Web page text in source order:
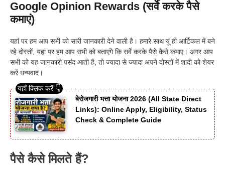
Google Opinion Rewards (सर्वे करके पैसे
कमाएं)
यहां पर हम आप सभी को सारी जानकारी देने वाली है। हमारे साथ यूं ही आर्टिकल में बने
रहे दोस्तों, यहां पर हम आप सभी को बताएंगे कि सर्वे करके पैसे कैसे कमाए। अगर आप
सभी को यह जानकारी पसंद आती है, तो ज्यादा से ज्यादा अपने दोस्तों में शादी को शेयर
करें धन्यवाद।
बेरोजगारी भत्ता योजना 2026 (All State Direct
Links): Online Apply, Eligibility, Status
Check & Complete Guide
पैसे कैसे मिलते हैं?